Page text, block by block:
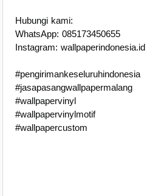
Hubungi kami:
WhatsApp: 085173450655
Instagram: wallpaperindonesia.id
#pengirimankeseluruhindonesia
#jasapasangwallpapermalang
#wallpapervinyl
#wallpapervinylmotif
#wallpapercustom